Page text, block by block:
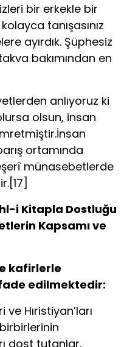
bir erkekle bir
tanışasınız
ayırdık. Şüphesiz
bakımından en
anlıyoruz ki
olsun, insan
ortamında
münasebetlerde
i Kitapla Dostluğu
Kapsamı ve
kafirlerle
edilmektedir:
Hıristiyan’ları
dost tutanlar,